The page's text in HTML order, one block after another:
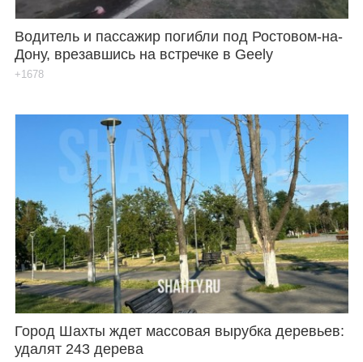
Водитель и пассажир погибли под Ростовом-на-
Дону, врезавшись на встречке в Geely
+1678
Город Шахты ждет массовая вырубка деревьев:
удалят 243 дерева